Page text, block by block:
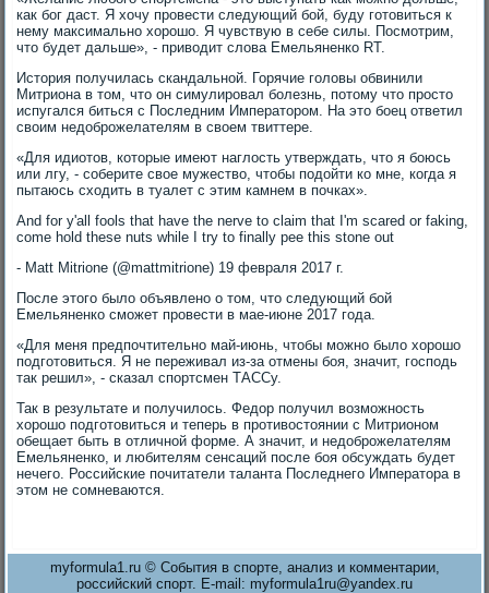
как бог даст. Я хочу провести следующий бой, буду готовиться к
нему максимально хорошо. Я чувствую в себе силы. Посмотрим,
что будет дальше», - приводит слова Емельяненко RT.
История получилась скандальной. Горячие головы обвинили
Митриона в том, что он симулировал болезнь, потому что просто
испугался биться с Последним Императором. На это боец ответил
своим недоброжелателям в своем твиттере.
«Для идиотов, которые имеют наглость утверждать, что я боюсь
или лгу, - соберите свое мужество, чтобы подойти ко мне, когда я
пытаюсь сходить в туалет с этим камнем в почках».
And for y'all fools that have the nerve to claim that I'm scared or faking,
come hold these nuts while I try to finally pee this stone out
- Matt Mitrione (@mattmitrione) 19 февраля 2017 г.
После этого было объявлено о том, что следующий бой
Емельяненко сможет провести в мае-июне 2017 года.
«Для меня предпочтительно май-июнь, чтобы можно было хорошо
подготовиться. Я не переживал из-за отмены боя, значит, господь
так решил», - сказал спортсмен ТАССу.
Так в результате и получилось. Федор получил возможность
хорошо подготовиться и теперь в противостоянии с Митрионом
обещает быть в отличной форме. А значит, и недоброжелателям
Емельяненко, и любителям сенсаций после боя обсуждать будет
нечего. Российские почитатели таланта Последнего Императора в
этом не сомневаются.
myformula1.ru © События в спорте, анализ и комментарии,
российский спорт. E-mail: myformula1ru@yandex.ru